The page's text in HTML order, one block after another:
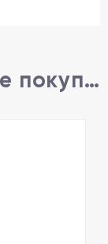
С этим товаром также покупают